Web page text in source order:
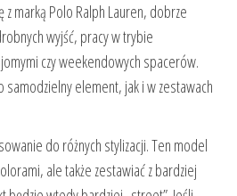
z marką Polo Ralph Lauren, dobrze
wyjść, pracy w trybie
czy weekendowych spacerów.
samodzielny element, jak i w zestawach
do różnych stylizacji. Ten model
ale także zestawiać z bardziej